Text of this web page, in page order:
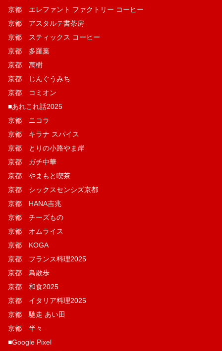
京都 エレファント ファクトリー コーヒー
京都 アスタルテ書茶房
京都 スティックス コーヒー
京都 多羅葉
京都 萬樹
京都 じんぐうみち
京都 コミオン
■あれこれ話2025
京都 ニコラ
京都 キラナ スパイス
京都 とりの小路やま岸
京都 ガチ中華
京都 やまもと喫茶
京都 シックスセンシズ京都
京都 HANA吉兆
京都 チーズもの
京都 オムライス
京都 KOGA
京都 フランス料理2025
京都 鳥散歩
京都 和食2025
京都 イタリア料理2025
京都 馳走 あい田
京都 半々
■Google Pixel